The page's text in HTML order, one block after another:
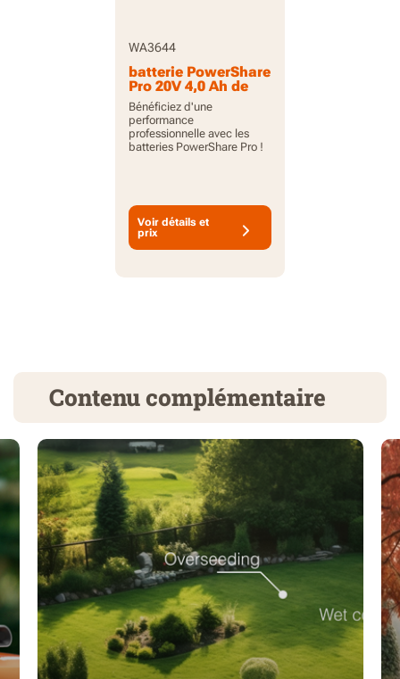
WA3644
batterie PowerShare
Pro 20V 4,0 Ah de
grande capacité
avec indicateur
Bénéficiez d'une
performance
professionnelle avec les
batteries PowerShare Pro !
Voir détails et
prix
Contenu complémentaire